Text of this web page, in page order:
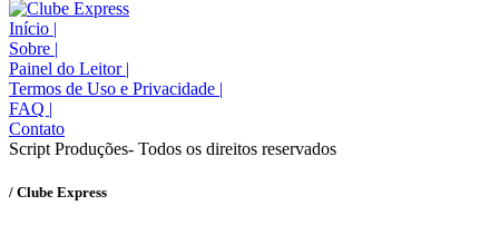
Início |
Sobre |
Painel do Leitor |
Termos de Uso e Privacidade |
FAQ |
Contato
Script Produções- Todos os direitos reservados
/ Clube Express